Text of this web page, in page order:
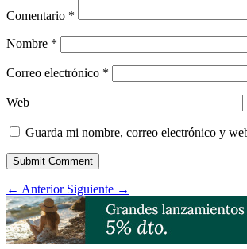
Comentario *
Nombre *
Correo electrónico *
Web
Guarda mi nombre, correo electrónico y
Submit Comment
← Anterior Siguiente →